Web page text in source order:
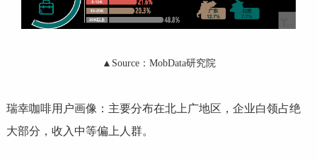
▲Source：MobData研究院
瑞幸咖啡用户画像：主要分布在北上广地区，企业白领占绝
大部分，收入中等偏上人群。